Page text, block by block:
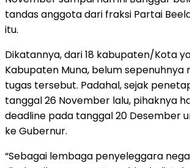
tandas anggota dari fraksi Partai
itu.
Dikatannya, dari 18 kabupaten/Kota
Kabupaten Muna, belum sepenuhnya
tugas tersebut. Padahal, sejak
tanggal 26 November lalu, pihaknya
deadline pada tanggal 20 Desember
ke Gubernur.
“Sebagai lembaga penyeleggara